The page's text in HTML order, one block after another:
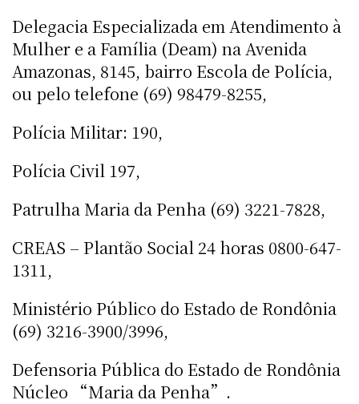
Delegacia Especializada em Atendimento à
Mulher e a Família (Deam) na Avenida
Amazonas, 8145, bairro Escola de Polícia,
ou pelo telefone (69) 98479-8255,
Polícia Militar: 190,
Polícia Civil 197,
Patrulha Maria da Penha (69) 3221-7828,
CREAS – Plantão Social 24 horas 0800-647-
1311,
Ministério Público do Estado de Rondônia
(69) 3216-3900/3996,
Defensoria Pública do Estado de Rondônia
Núcleo “Maria da Penha”.